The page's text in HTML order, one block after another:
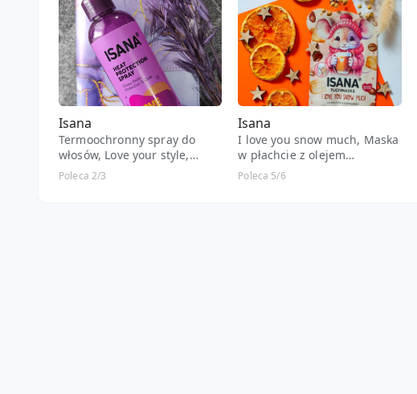
Isana
Termoochronny spray do
włosów, Love your style,
protection and gloss
Poleca 2/3
Isana
I love you snow much, Maska
w płachcie z olejem
migdałowym i ekstraktem z
Poleca 5/6